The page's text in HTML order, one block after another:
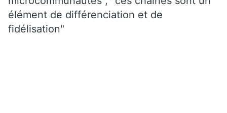
élément de différenciation et de
fidélisation"